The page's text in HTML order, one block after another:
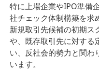
特に上場企業やIPO準備
社チェック体制構築を求
新規取引先候補の初期ス
や、既存取引先に対する
い、反社会的勢力と関わ
います。